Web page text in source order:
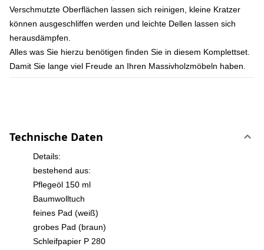
Verschmutzte Oberflächen lassen sich reinigen, kleine Kratzer
können ausgeschliffen werden und leichte Dellen lassen sich
herausdämpfen.
Alles was Sie hierzu benötigen finden Sie in diesem Komplettset.
Damit Sie lange viel Freude an Ihren Massivholzmöbeln haben.
Technische Daten
Details:
bestehend aus:
Pflegeöl 150 ml
Baumwolltuch
feines Pad (weiß)
grobes Pad (braun)
Schleifpapier P 280